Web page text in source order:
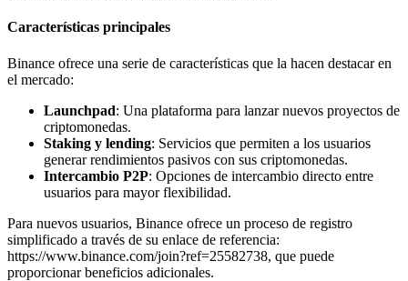
Características principales
Binance ofrece una serie de características que la hacen destacar en
el mercado:
Launchpad: Una plataforma para lanzar nuevos proyectos de
criptomonedas.
Staking y lending: Servicios que permiten a los usuarios
generar rendimientos pasivos con sus criptomonedas.
Intercambio P2P: Opciones de intercambio directo entre
usuarios para mayor flexibilidad.
Para nuevos usuarios, Binance ofrece un proceso de registro
simplificado a través de su enlace de referencia:
https://www.binance.com/join?ref=25582738, que puede
proporcionar beneficios adicionales.